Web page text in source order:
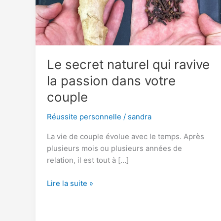
Le secret naturel qui ravive
la passion dans votre
couple
Réussite personnelle / sandra
La vie de couple évolue avec le temps. Après
plusieurs mois ou plusieurs années de
relation, il est tout à […]
Le
Lire la suite »